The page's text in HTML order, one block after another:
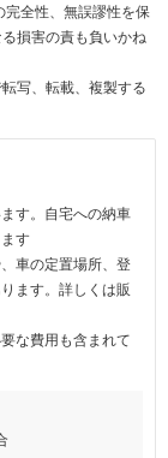
完全性、無誤謬性を保
損害の責も負いかね
写、転載、複製する
す。自宅への納車
す
車の定置場所、登
ます。詳しくは販
な費用も含まれて